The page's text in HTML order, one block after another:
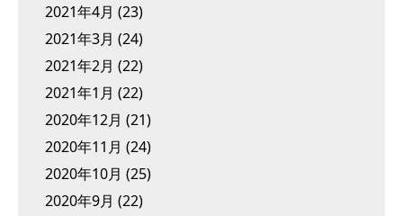
2021年4月 (23)
2021年3月 (24)
2021年2月 (22)
2021年1月 (22)
2020年12月 (21)
2020年11月 (24)
2020年10月 (25)
2020年9月 (22)